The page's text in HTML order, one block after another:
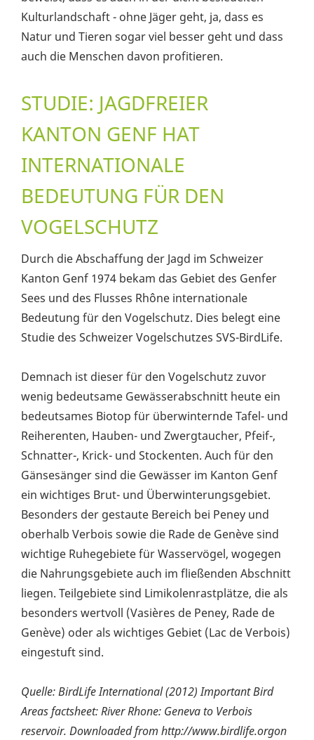
Kulturlandschaft - ohne Jäger geht, ja, dass es
Natur und Tieren sogar viel besser geht und dass
auch die Menschen davon profitieren.
STUDIE: JAGDFREIER
KANTON GENF HAT
INTERNATIONALE
BEDEUTUNG FÜR DEN
VOGELSCHUTZ
Durch die Abschaffung der Jagd im Schweizer
Kanton Genf 1974 bekam das Gebiet des Genfer
Sees und des Flusses Rhône internationale
Bedeutung für den Vogelschutz. Dies belegt eine
Studie des Schweizer Vogelschutzes SVS-BirdLife.
Demnach ist dieser für den Vogelschutz zuvor
wenig bedeutsame Gewässerabschnitt heute ein
bedeutsames Biotop für überwinternde Tafel- und
Reiherenten, Hauben- und Zwergtaucher, Pfeif-,
Schnatter-, Krick- und Stockenten. Auch für den
Gänsesänger sind die Gewässer im Kanton Genf
ein wichtiges Brut- und Überwinterungsgebiet.
Besonders der gestaute Bereich bei Peney und
oberhalb Verbois sowie die Rade de Genève sind
wichtige Ruhegebiete für Wasservögel, wogegen
die Nahrungsgebiete auch im fließenden Abschnitt
liegen. Teilgebiete sind Limikolenrastplätze, die als
besonders wertvoll (Vasières de Peney, Rade de
Genève) oder als wichtiges Gebiet (Lac de Verbois)
eingestuft sind.
Quelle: BirdLife International (2012) Important Bird
Areas factsheet: River Rhone: Geneva to Verbois
reservoir. Downloaded from http://www.birdlife.orgon